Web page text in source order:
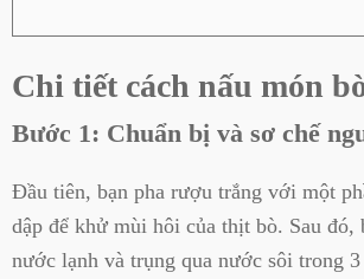
Chi tiết cách nấu món
Bước 1: Chuẩn bị và sơ chế
Đầu tiên, bạn pha rượu trắng với một
dập để khử mùi hôi của thịt bò. Sau đó,
nước lạnh và trụng qua nước sôi trong